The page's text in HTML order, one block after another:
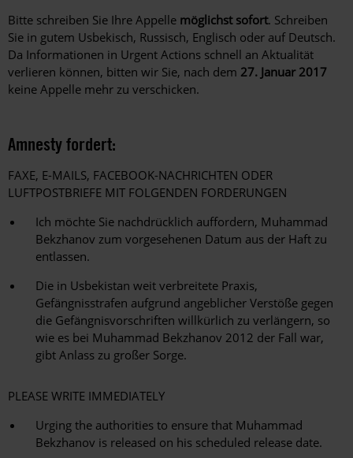
Bitte schreiben Sie Ihre Appelle möglichst sofort. Schreiben
Sie in gutem Usbekisch, Russisch, Englisch oder auf Deutsch.
Da Informationen in Urgent Actions schnell an Aktualität
verlieren können, bitten wir Sie, nach dem 27. Januar 2017
keine Appelle mehr zu verschicken.
Amnesty fordert:
FAXE, E-MAILS, FACEBOOK-NACHRICHTEN ODER
LUFTPOSTBRIEFE MIT FOLGENDEN FORDERUNGEN
Ich möchte Sie nachdrücklich auffordern, Muhammad
Bekzhanov zum vorgesehenen Datum aus der Haft zu
entlassen.
Die in Usbekistan weit verbreitete Praxis,
Gefängnisstrafen aufgrund angeblicher Verstöße gegen
die Gefängnisvorschriften willkürlich zu verlängern, so
wie es bei Muhammad Bekzhanov 2012 der Fall war,
gibt Anlass zu großer Sorge.
PLEASE WRITE IMMEDIATELY
Urging the authorities to ensure that Muhammad
Bekzhanov is released on his scheduled release date.